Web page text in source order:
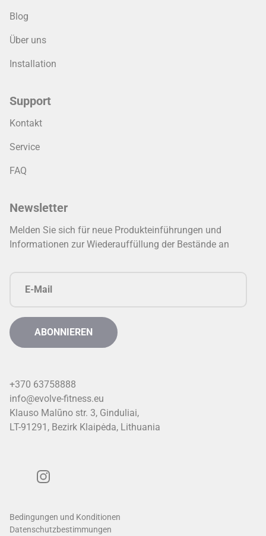
Blog
Über uns
Installation
Support
Kontakt
Service
FAQ
Newsletter
Melden Sie sich für neue Produkteinführungen und
Informationen zur Wiederauffüllung der Bestände an
+370 63758888
info@evolve-fitness.eu
Klauso Malūno str. 3, Ginduliai,
LT-91291, Bezirk Klaipėda, Lithuania
Bedingungen und Konditionen
Datenschutzbestimmungen